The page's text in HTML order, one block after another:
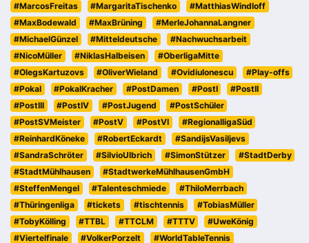
#MarcosFreitas
#MargaritaTischenko
#MatthiasWindloff
#MaxBodewald
#MaxBrüning
#MerleJohannaLangner
#MichaelGünzel
#Mitteldeutsche
#Nachwuchsarbeit
#NicoMüller
#NiklasHalbeisen
#OberligaMitte
#OlegsKartuzovs
#OliverWieland #OvidiuIonescu
#Play-offs
#Pokal
#PokalKracher #PostDamen #PostI
#PostII
#PostIII
#PostIV #PostJugend
#PostSchüler
#PostSVMeister
#PostV #PostVI
#RegionalligaSüd
#ReinhardKöneke
#RobertEckardt
#SandijsVasiljevs
#SandraSchröter
#SilvioUlbrich #SimonStützer
#StadtDerby
#StadtMühlhausen
#StadtwerkeMühlhausenGmbH
#SteffenMengel
#Talenteschmiede
#ThiloMerrbach
#Thüringenliga
#tickets #tischtennis
#TobiasMüller
#TobyKölling
#TTBL #TTCLM #TTTV
#UweKönig
#Viertelfinale
#VolkerPorzelt #WorldTableTennis